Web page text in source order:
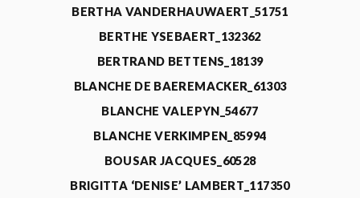
BERTHA VANDERHAUWAERT_51751
BERTHE YSEBAERT_132362
BERTRAND BETTENS_18139
BLANCHE DE BAEREMACKER_61303
BLANCHE VALEPYN_54677
BLANCHE VERKIMPEN_85994
BOUSAR JACQUES_60528
BRIGITTA ‘DENISE’ LAMBERT_117350